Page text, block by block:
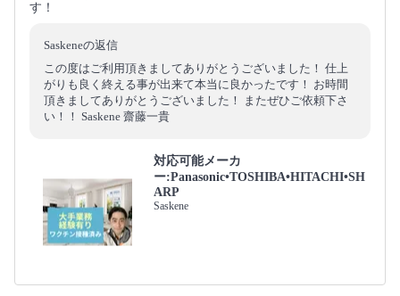
す！
Saskeneの返信
この度はご利用頂きましてありがとうございました！ 仕上
がりも良く終える事が出来て本当に良かったです！ お時間
頂きましてありがとうございました！ またぜひご依頼下さ
い！！ Saskene 齋藤一貴
対応可能メーカ
ー:Panasonic•TOSHIBA•HITACHI•SH
ARP
Saskene